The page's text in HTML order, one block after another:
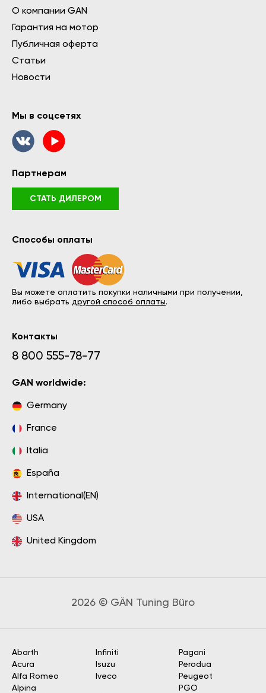
О компании GAN
Гарантия на мотор
Публичная оферта
Статьи
Новости
Мы в соцсетях
Партнерам
СТАТЬ ДИЛЕРОМ
Способы оплаты
Вы можете оплатить покупки наличными при получении,
либо выбрать другой способ оплаты.
Контакты
8 800 555-78-77
GAN worldwide:
Germany
France
Italia
España
International(EN)
USA
United Kingdom
2026 © GÄN Tuning Büro
Abarth
Acura
Alfa Romeo
Alpina
Infiniti
Isuzu
Iveco
Pagani
Perodua
Peugeot
PGO